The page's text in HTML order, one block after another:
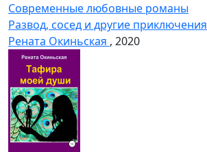
Современные любовные романы
Развод, сосед и другие приключения
Рената Окиньская , 2020